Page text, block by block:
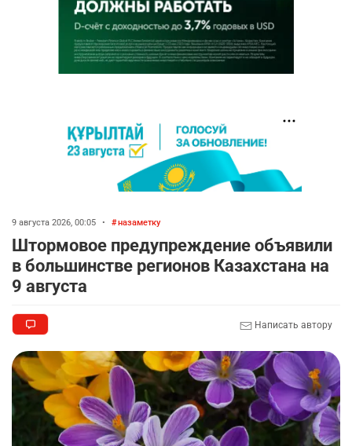
9 августа 2026, 00:05 • назаметку
Штормовое предупреждение объявили
в большинстве регионов Казахстана на
9 августа
Написать автору